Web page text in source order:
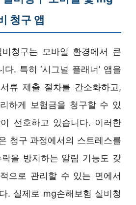
청구 앱
비청구는 모바일 환경에서 큰
다. 특히 ‘시그널 플래너’ 앱을
류 제출 절차를 간소화하고,
하게 보험금을 청구할 수 있
선호하고 있습니다. 이러한
청구 과정에서의 스트레스를
을 방지하는 알림 기능도 갖
으로 관리할 수 있는 면에서
. 실제로 mg손해보험 실비청